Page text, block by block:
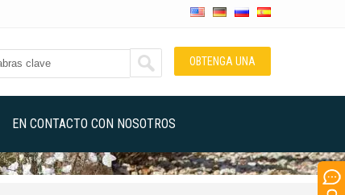
OBTENGA UNA
EN CONTACTO CON NOSOTROS